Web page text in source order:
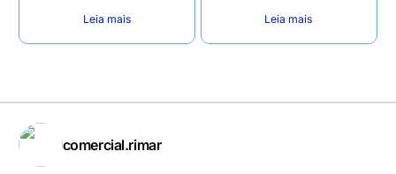
Leia mais Leia mais
comercial.rimar